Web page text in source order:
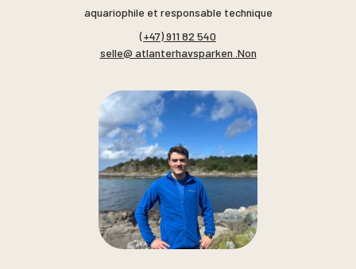
aquariophile et responsable technique
(+47) 911 82 540
selle@ atlanterhavsparken .Non